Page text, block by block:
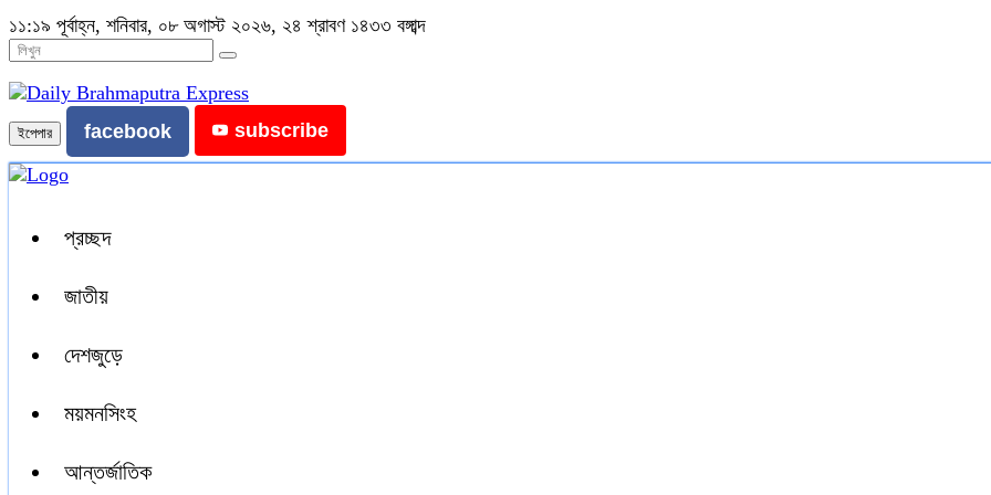
১১:১৯ পূর্বাহ্ন, শনিবার, ০৮ অগাস্ট ২০২৬, ২৪ শ্রাবণ ১৪৩৩ বঙ্গাব্দ
ইপেপার facebook subscribe
প্রচ্ছদ
জাতীয়
দেশজুড়ে
ময়মনসিংহ
আন্তর্জাতিক